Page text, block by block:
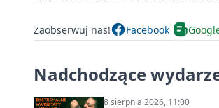
Zaobserwuj nas! Facebook
Nadchodzące
8 sierpnia 2026, 11:00